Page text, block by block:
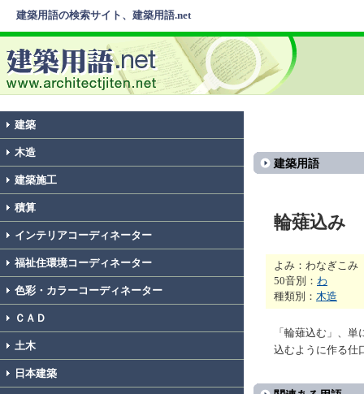
建築用語の検索サイト、建築用語.net
建築
木造
建築施工
積算
インテリアコーディネーター
福祉住環境コーディネーター
色彩・カラーコーディネーター
ＣＡＤ
土木
日本建築
建築用語
輪薙込み
よみ：わなぎこみ
50音別： わ
種類別： 木造
「輪薙込む」、
込むように作る仕